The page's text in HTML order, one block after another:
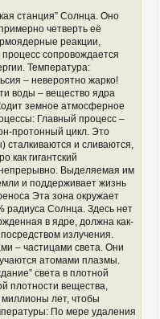
станция” Солнца. Оно
четверть её
реакции,
сопровождается
Температура:
– невероятно жарко!
воды – вещество ядра
земное атмосферное
Главный процесс –
протонный цикл. Это
сталкиваются и сливаются,
как гигантский
Выделяемая им
и поддерживает жизнь
Эта зона окружает
радиуса Солнца. Здесь нет
в ядре, должна как-
излучения.
– частицами света. Они
атомами плазмы.
света в плотной
плотности вещества,
лет, чтобы
По мере удаления